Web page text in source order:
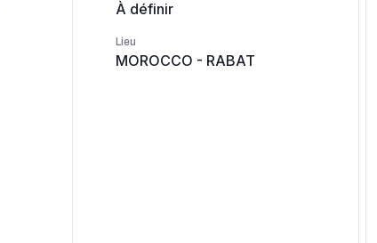
À définir
Lieu
MOROCCO - RABAT